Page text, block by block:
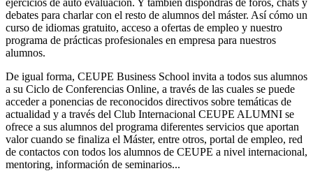
debates para charlar con el resto de alumnos del máster. Así cómo un
curso de idiomas gratuito, acceso a ofertas de empleo y nuestro
programa de prácticas profesionales en empresa para nuestros
alumnos.
De igual forma, CEUPE Business School invita a todos sus alumnos
a su Ciclo de Conferencias Online, a través de las cuales se puede
acceder a ponencias de reconocidos directivos sobre temáticas de
actualidad y a través del Club Internacional CEUPE ALUMNI se
ofrece a sus alumnos del programa diferentes servicios que aportan
valor cuando se finaliza el Máster, entre otros, portal de empleo, red
de contactos con todos los alumnos de CEUPE a nivel internacional,
mentoring, información de seminarios...